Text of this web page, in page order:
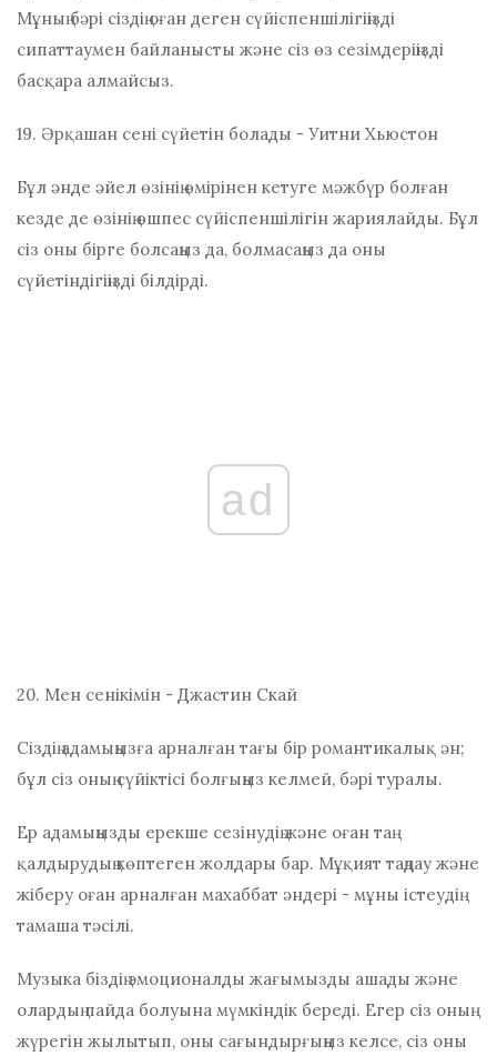
Мұның бәрі сіздің оған деген сүйіспеншілігіңізді
сипаттаумен байланысты және сіз өз сезімдеріңізді
басқара алмайсыз.
19. Әрқашан сені сүйетін болады - Уитни Хьюстон
Бұл әнде әйел өзінің өмірінен кетуге мәжбүр болған
кезде де өзінің өшпес сүйіспеншілігін жариялайды. Бұл
сіз оны бірге болсаңыз да, болмасаңыз да оны
сүйетіндігіңізді білдірді.
ad
20. Мен сенікімін - Джастин Скай
Сіздің адамыңызға арналған тағы бір романтикалық ән;
бұл сіз оның сүйіктісі болғыңыз келмей, бәрі туралы.
Ер адамыңызды ерекше сезінудің және оған таң
қалдырудың көптеген жолдары бар. Мұқият таңдау және
жіберу оған арналған махаббат әндері - мұны істеудің
тамаша тәсілі.
Музыка біздің эмоционалды жағымызды ашады және
олардың пайда болуына мүмкіндік береді. Егер сіз оның
жүрегін жылытып, оны сағындырғыңыз келсе, сіз оны